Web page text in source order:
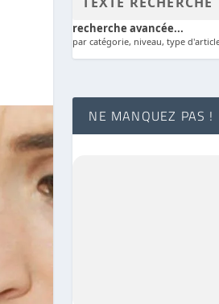
recherche avancée...
par catégorie, niveau, type
NE MANQUEZ PAS !